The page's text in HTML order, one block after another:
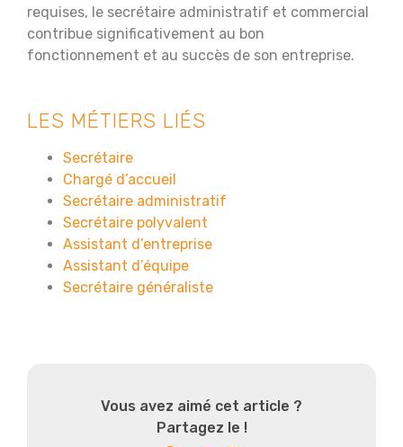
requises, le secrétaire administratif et commercial
contribue significativement au bon
fonctionnement et au succès de son entreprise.
LES MÉTIERS LIÉS
Secrétaire
Chargé d’accueil
Secrétaire administratif
Secrétaire polyvalent
Assistant d’entreprise
Assistant d’équipe
Secrétaire généraliste
Vous avez aimé cet article ?
Partagez le !